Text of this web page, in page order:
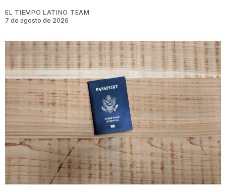
EL TIEMPO LATINO TEAM
7 de agosto de 2026